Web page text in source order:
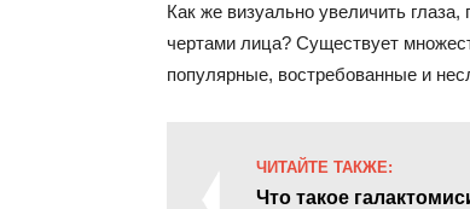
Как же визуально увеличить
чертами лица? Существует
популярные, востребованные и
ЧИТАЙТЕ ТАКЖЕ:
Что такое